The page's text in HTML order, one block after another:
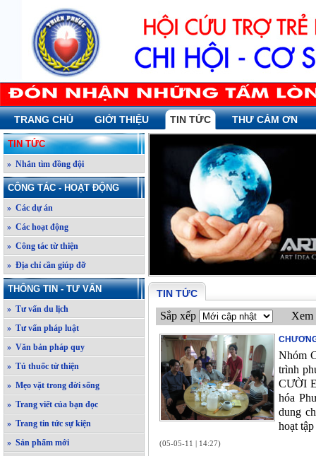
TRANG CHỦ GIỚI THIỆU TIN TỨC THƯ CẢM ƠN
TIN TỨC
» Nhắn tìm đồng đội
CÔNG TÁC - HOẠT ĐỘNG
» Các dự án
» Các hoạt động
» Công tác từ thiện
» Địa chỉ cần giúp đỡ
THÔNG TIN - TƯ VẤN
» Tư vấn du lịch
» Tư vấn pháp luật
» Văn bản pháp quy
» Tủ thuốc từ thiện
» Mẹo vặt trong đời sống
» Trang viết của bạn đọc
» Trang tin tức sự kiện
» Sản phẩm mới
TIN TỨC
Sắp xếp Xem
Nhóm
trình
CƯỜI
hóa
dung
hoạt
(05-05-11 | 14:27)